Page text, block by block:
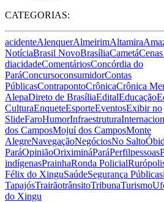
CATEGORIAS:
acidenteAlenquerAlmeirimAltamira
NotíciaBrasil NovoBrasíliaCametá
diacidadeComentáriosConcórdia do
ParáConcursoconsumidorContas
PúblicasContrapontoCrônicaCrônica
AlepaDireto de BrasíliaEditalEducação
CulturaEnqueteEsporteEventosExibir no
SlideFaroHumorInfraestrutura
dos CamposMojuí dos CamposMonte
AlegreNavegaçãoNegóciosNo Salto
ParáOpiniãoOriximináParáPerfilpessoas
indígenasPrainhaRonda Policial
Félix do XinguSaúdeSegurança Pública
TapajósTrairãotrânsitoTribunaTurismo
do Xingu